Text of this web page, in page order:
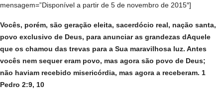
mensagem=”Disponível a partir de 5 de novembro de 2015″]
Vocês, porém, são geração eleita, sacerdócio real, nação santa,
povo exclusivo de Deus, para anunciar as grandezas dAquele
que os chamou das trevas para a Sua maravilhosa luz. Antes
vocês nem sequer eram povo, mas agora são povo de Deus;
não haviam recebido misericórdia, mas agora a receberam. 1
Pedro 2:9, 10